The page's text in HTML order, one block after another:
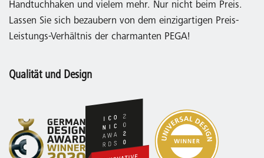
Handtuchhaken und vielem mehr. Nur nicht beim Preis.
Lassen Sie sich bezaubern von dem einzigartigen Preis-
Leistungs-Verhältnis der charmanten PEGA!
Qualität und Design